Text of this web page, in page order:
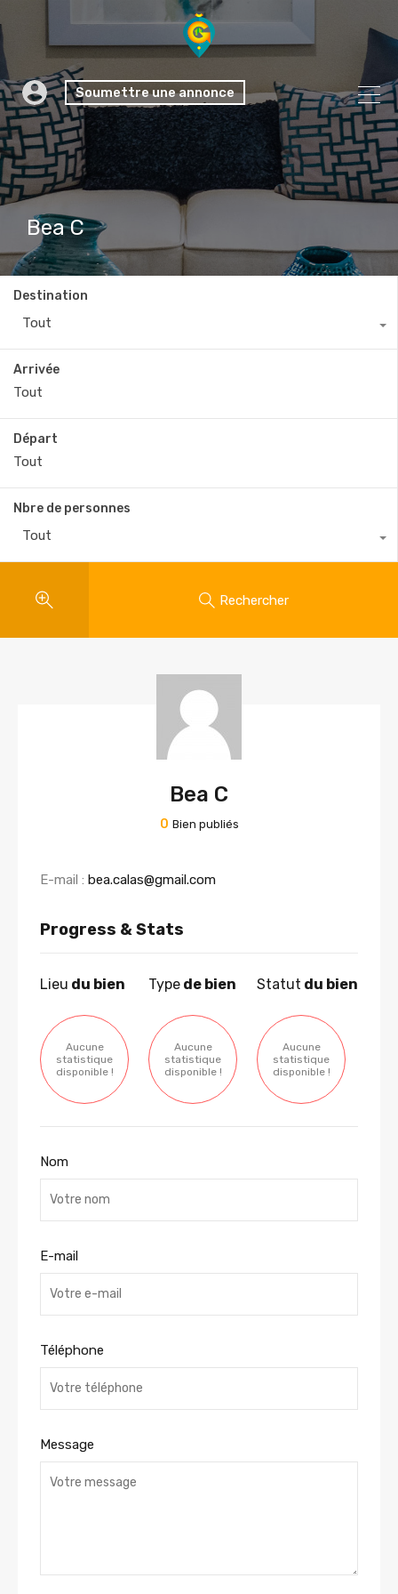
Soumettre une annonce
Bea C
Destination
Tout
Arrivée
Départ
Nbre de personnes
Tout
Rechercher
Bea C
0 Bien publiés
E-mail : bea.calas@gmail.com
Progress & Stats
Lieu du bien
Aucune
statistique
disponible !
Type de bien
Aucune
statistique
disponible !
Statut du bien
Aucune
statistique
disponible !
Nom
E-mail
Téléphone
Message